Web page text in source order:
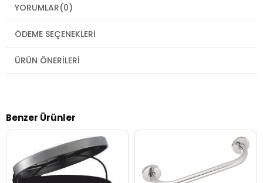
YORUMLAR(0)
ÖDEME SEÇENEKLERI
ÜRÜN ÖNERILERI
Benzer Ürünler